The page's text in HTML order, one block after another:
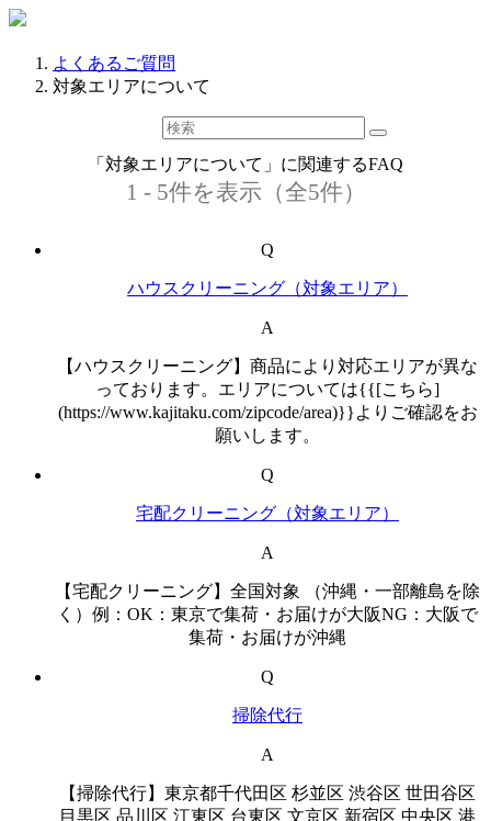
よくあるご質問
対象エリアについて
「対象エリアについて」に関連するFAQ
1 - 5件を表示（全5件）
Q
ハウスクリーニング（対象エリア）
A
【ハウスクリーニング】商品により対応エリアが異な
っております。エリアについては{{[こちら]
(https://www.kajitaku.com/zipcode/area)}}よりご確認をお
願いします。
Q
宅配クリーニング（対象エリア）
A
【宅配クリーニング】全国対象 （沖縄・一部離島を除
く）例：OK：東京で集荷・お届けが大阪NG：大阪で
集荷・お届けが沖縄
Q
掃除代行
A
【掃除代行】東京都千代田区 杉並区 渋谷区 世田谷区
目黒区 品川区 江東区 台東区 文京区 新宿区 中央区 港